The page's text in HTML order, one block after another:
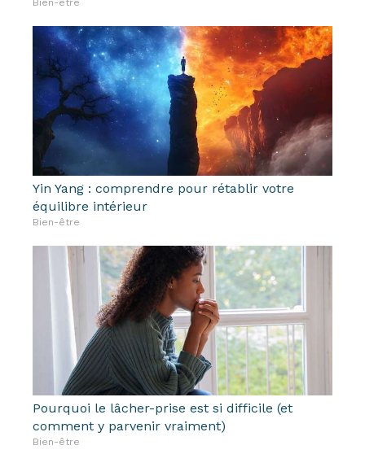
Yin Yang : comprendre pour rétablir votre
équilibre intérieur
Bien-être
Pourquoi le lâcher-prise est si difficile (et
comment y parvenir vraiment)
Bien-être